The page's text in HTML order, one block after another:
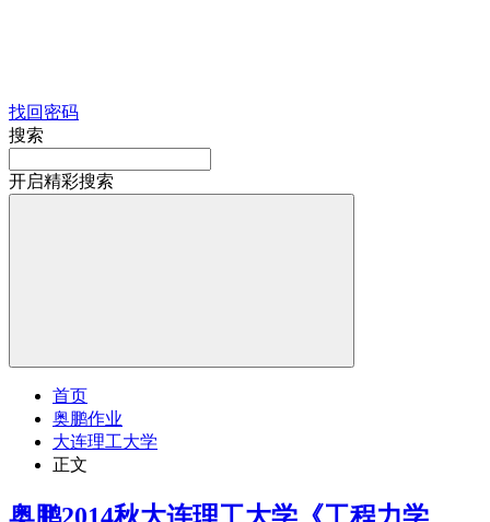
找回密码
搜索
开启精彩搜索
首页
奥鹏作业
大连理工大学
正文